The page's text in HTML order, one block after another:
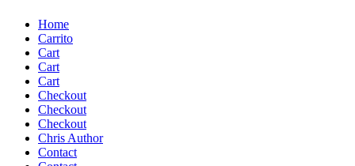
Skip
content
Home
Carrito
Cart
Cart
Cart
Checkout
Checkout
Checkout
Chris Author
Contact